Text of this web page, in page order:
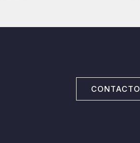
CONTACTO